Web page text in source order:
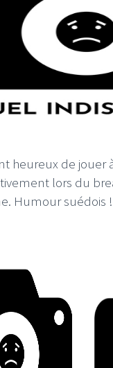
heureux de jouer
lors du
Humour suédois !
GROS
Riffifi